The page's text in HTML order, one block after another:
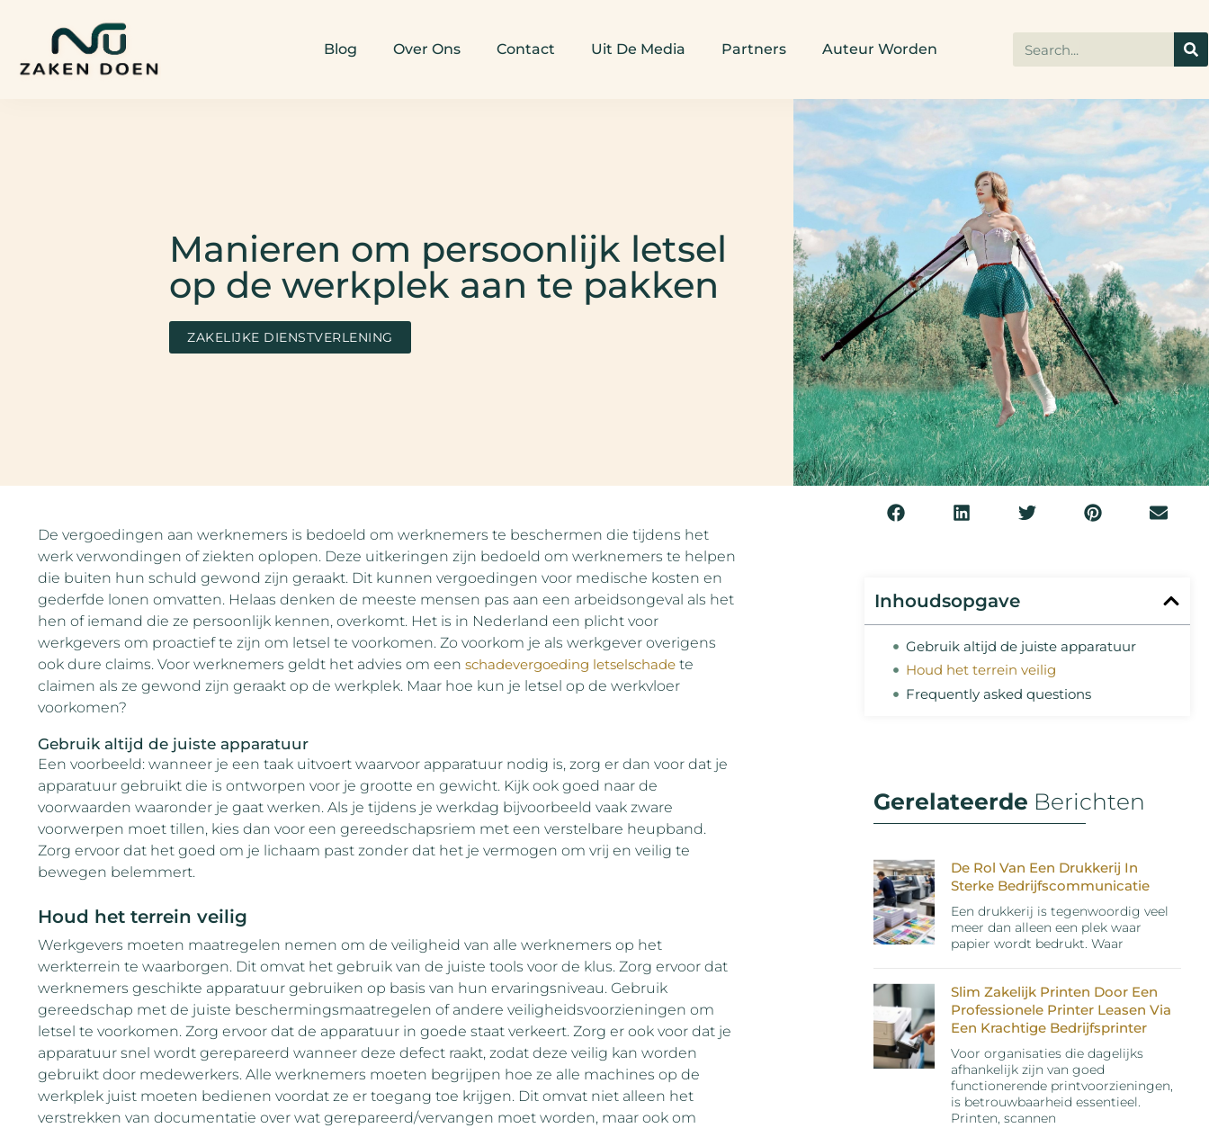
Blog Over Ons Contact Uit De Media Partners Auteur Worden
Manieren om persoonlijk letsel
op de werkplek aan te pakken
ZAKELIJKE DIENSTVERLENING
De vergoedingen aan werknemers is bedoeld om werknemers te beschermen die tijdens het
werk verwondingen of ziekten oplopen. Deze uitkeringen zijn bedoeld om werknemers te helpen
die buiten hun schuld gewond zijn geraakt. Dit kunnen vergoedingen voor medische kosten en
gederfde lonen omvatten. Helaas denken de meeste mensen pas aan een arbeidsongeval als het
hen of iemand die ze persoonlijk kennen, overkomt. Het is in Nederland een plicht voor
werkgevers om proactief te zijn om letsel te voorkomen. Zo voorkom je als werkgever overigens
ook dure claims. Voor werknemers geldt het advies om een schadevergoeding letselschadete
claimen als ze gewond zijn geraakt op de werkplek. Maar hoe kun je letsel op de werkvloer
voorkomen?
Gebruik altijd de juiste apparatuur
Een voorbeeld: wanneer je een taak uitvoert waarvoor apparatuur nodig is, zorg er dan voor dat je
apparatuur gebruikt die is ontworpen voor je grootte en gewicht. Kijk ook goed naar de
voorwaarden waaronder je gaat werken. Als je tijdens je werkdag bijvoorbeeld vaak zware
voorwerpen moet tillen, kies dan voor een gereedschapsriem met een verstelbare heupband.
Zorg ervoor dat het goed om je lichaam past zonder dat het je vermogen om vrij en veilig te
bewegen belemmert.
Houd het terrein veilig
Werkgevers moeten maatregelen nemen om de veiligheid van alle werknemers op het
werkterrein te waarborgen. Dit omvat het gebruik van de juiste tools voor de klus. Zorg ervoor dat
werknemers geschikte apparatuur gebruiken op basis van hun ervaringsniveau. Gebruik
gereedschap met de juiste beschermingsmaatregelen of andere veiligheidsvoorzieningen om
letsel te voorkomen. Zorg ervoor dat de apparatuur in goede staat verkeert. Zorg er ook voor dat je
apparatuur snel wordt gerepareerd wanneer deze defect raakt, zodat deze veilig kan worden
gebruikt door medewerkers. Alle werknemers moeten begrijpen hoe ze alle machines op de
werkplek juist moeten bedienen voordat ze er toegang toe krijgen. Dit omvat niet alleen het
verstrekken van documentatie over wat gerepareerd/vervangen moet worden, maar ook om
Inhoudsopgave
Gebruik altijd de juiste apparatuur
Houd het terrein veilig
Frequently asked questions
Gerelateerde Berichten
De Rol Van Een Drukkerij In
Sterke Bedrijfscommunicatie
Een drukkerij is tegenwoordig veel
meer dan alleen een plek waar
papier wordt bedrukt. Waar
Slim Zakelijk Printen Door Een
Professionele Printer Leasen Via
Een Krachtige Bedrijfsprinter
Voor organisaties die dagelijks
afhankelijk zijn van goed
functionerende printvoorzieningen,
is betrouwbaarheid essentieel.
Printen, scannen